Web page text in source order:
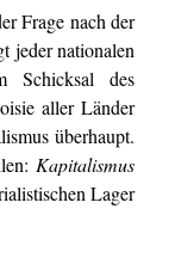
Frage nach der
jeder nationalen
Schicksal des
aller Länder
überhaupt.
Kapitalismus
Lager